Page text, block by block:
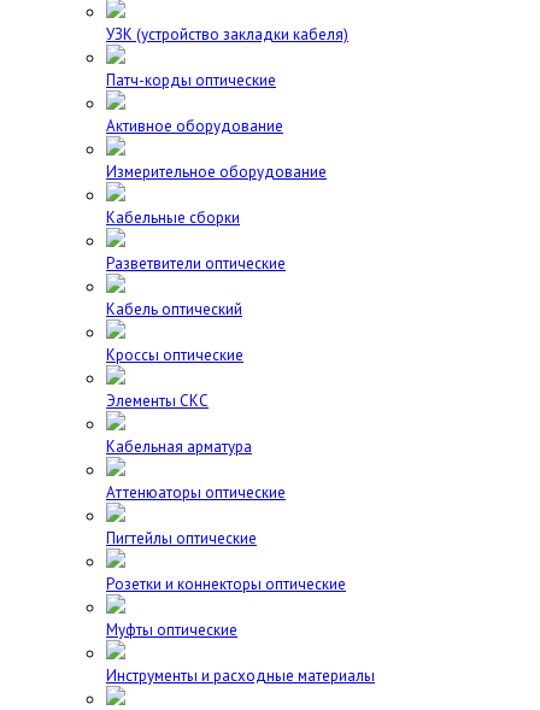
УЗК (устройство закладки кабеля)
Патч-корды оптические
Активное оборудование
Измерительное оборудование
Кабельные сборки
Разветвители оптические
Кабель оптический
Кроссы оптические
Элементы СКС
Кабельная арматура
Аттенюаторы оптические
Пигтейлы оптические
Розетки и коннекторы оптические
Муфты оптические
Инструменты и расходные материалы